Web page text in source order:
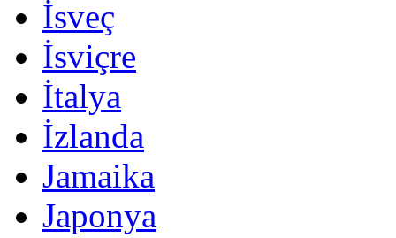
İsveç
İsviçre
İtalya
İzlanda
Jamaika
Japonya